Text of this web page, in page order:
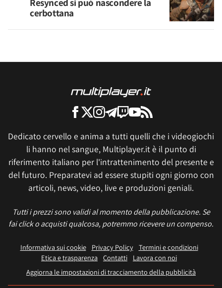
Resynced si può nascondere la
cerbottana
Dedicato cervello e anima a tutti quelli che i videogiochi
li hanno nel sangue, Multiplayer.it è il punto di
riferimento italiano per l'intrattenimento del presente e
del futuro. Preparatevi ad essere stupiti ogni giorno con
articoli, news, video, live e produzioni geniali.
Tutti i prezzi sono validi al momento della pubblicazione. Se
fai click o acquisti qualcosa, potremmo ricevere un compenso.
Informativa sui cookie Privacy Policy
Termini e condizioni
Etica e trasparenza Contatti
Lavora con noi
Aggiorna le impostazioni di tracciamento della pubblicità